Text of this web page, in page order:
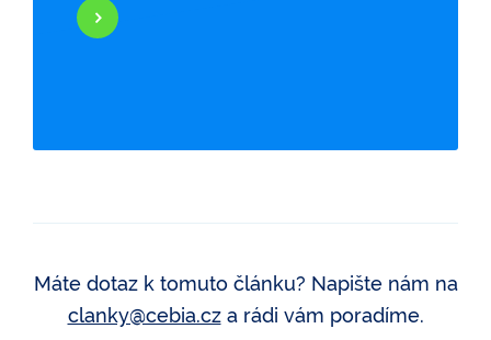
Najeté kilometry
Máte dotaz k tomuto článku? Napište nám na
clanky@cebia.cza rádi vám poradíme.